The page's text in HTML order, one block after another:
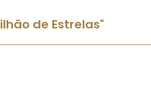
de Estrelas"